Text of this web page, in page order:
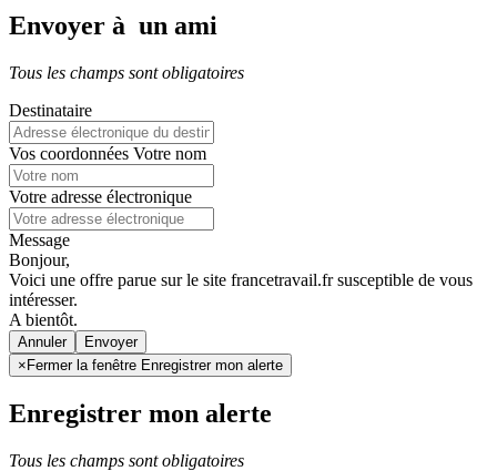
Envoyer à un ami
Tous les champs sont obligatoires
Destinataire
Vos coordonnées Votre nom
Votre adresse électronique
Message
Bonjour,
Voici une offre parue sur le site francetravail.fr susceptible de vous
intéresser.
A bientôt.
Annuler
× Fermer la fenêtre Enregistrer mon alerte
Enregistrer mon alerte
Tous les champs sont obligatoires